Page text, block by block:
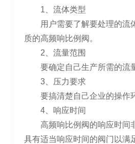
1、流体类型
用户需要了解要处理的流体
质的高频响比例阀。
2、流量范围
要确定自己生产所需的流量
3、压力要求
要搞清楚自己企业的操作环
4、响应时间
高频响比例阀的响应时间非
具有适当响应时间的阀门以满